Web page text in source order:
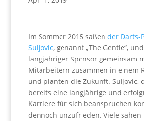
Im Sommer 2015 saßen der Darts-
Suljovic, genannt „The Gentle“,
langjähriger Sponsor gemeinsam
Mitarbeitern zusammen in einem
und planten die Zukunft. Suljovic,
bereits eine langjährige und
Karriere für sich beanspruchen
dennoch unzufrieden. Viele sahen